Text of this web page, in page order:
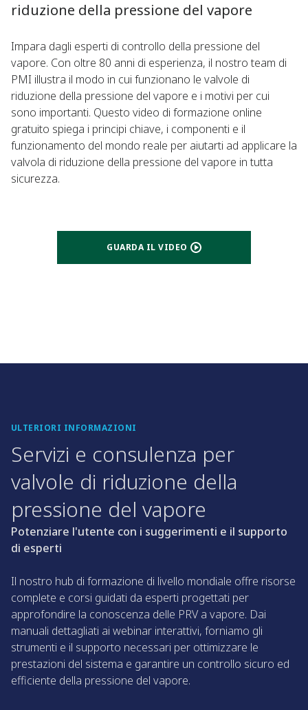
riduzione della pressione del vapore
Impara dagli esperti di controllo della pressione del
vapore. Con oltre 80 anni di esperienza, il nostro team di
PMI illustra il modo in cui funzionano le valvole di
riduzione della pressione del vapore e i motivi per cui
sono importanti. Questo video di formazione online
gratuito spiega i principi chiave, i componenti e il
funzionamento del mondo reale per aiutarti ad applicare la
valvola di riduzione della pressione del vapore in tutta
sicurezza.
GUARDA IL VIDEO
ULTERIORI INFORMAZIONI
Servizi e consulenza per
valvole di riduzione della
pressione del vapore
Potenziare l'utente con i suggerimenti e il supporto
di esperti
Il nostro hub di formazione di livello mondiale offre risorse
complete e corsi guidati da esperti progettati per
approfondire la conoscenza delle PRV a vapore. Dai
manuali dettagliati ai webinar interattivi, forniamo gli
strumenti e il supporto necessari per ottimizzare le
prestazioni del sistema e garantire un controllo sicuro ed
efficiente della pressione del vapore.